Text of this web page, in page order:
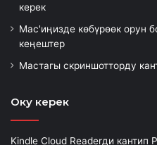
керек
Mac'иңизде көбүрөөк орун
кеңештер
Macтагы скриншотторду
Оку керек
Kindle Cloud Readerди кантип